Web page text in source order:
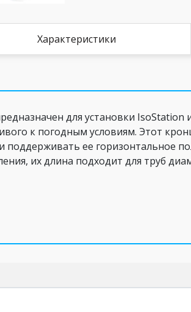
Характеристики
для установки
к погодным условиям. Этот
поддерживать ее горизонтальное
их длина подходит для труб